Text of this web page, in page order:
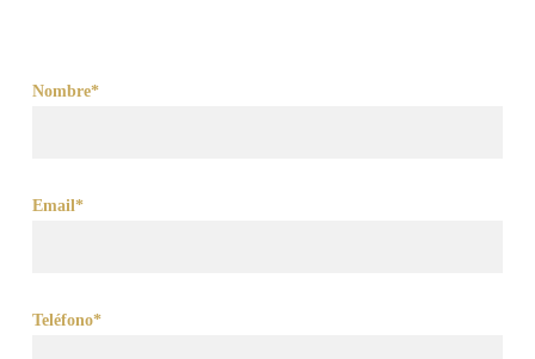
Nombre*
Email*
Teléfono*